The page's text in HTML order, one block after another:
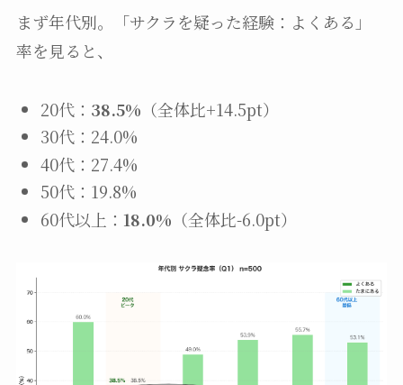
まず年代別。「サクラを疑った経験：よくある」
率を見ると、
20代： 38.5% （全体比+14.5pt）
30代：24.0%
40代：27.4%
50代：19.8%
60代以上： 18.0% （全体比-6.0pt）